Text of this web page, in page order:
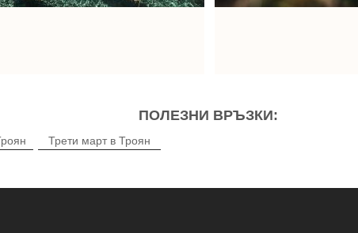
ПОЛЕЗНИ ВРЪЗКИ:
Трети март в Троян